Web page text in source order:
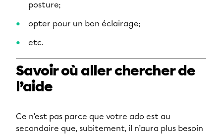
posture;
opter pour un bon éclairage;
etc.
Savoir où aller chercher de
l’aide
Ce n’est pas parce que votre ado est au
secondaire que, subitement, il n’aura plus besoin